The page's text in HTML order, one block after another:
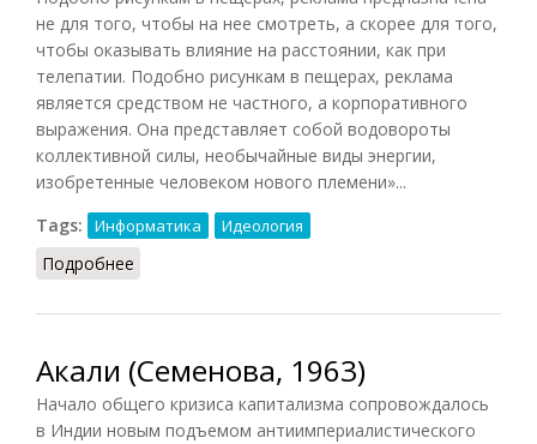
не для того, чтобы на нее смотреть, а скорее для того,
чтобы оказывать влияние на расстоянии, как при
телепатии. Подобно рисункам в пещерах, реклама
является средством не частного, а корпоративного
выражения. Она представляет собой водовороты
коллективной силы, необычайные виды энергии,
изобретенные человеком нового племени»...
Tags:
Информатика Идеология
Подробнее
Акали (Семенова, 1963)
Начало общего кризиса капитализма сопровождалось
в Индии новым подъемом антиимпериалистического